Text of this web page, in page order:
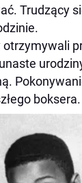
Trudzący
otrzymywali
boksera.